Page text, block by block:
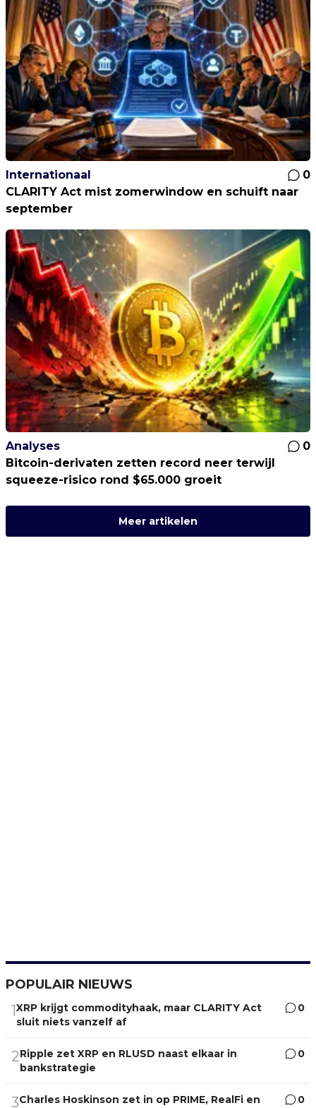
Internationaal
0
CLARITY Act mist zomerwindow en schuift naar
september
Analyses
0
Bitcoin-derivaten zetten record neer terwijl
squeeze-risico rond $65.000 groeit
Meer artikelen
POPULAIR NIEUWS
1XRP krijgt commodityhaak, maar CLARITY Act
sluit niets vanzelf af
0
2Ripple zet XRP en RLUSD naast elkaar in
bankstrategie
0
3Charles Hoskinson zet in op PRIME, RealFi en
0